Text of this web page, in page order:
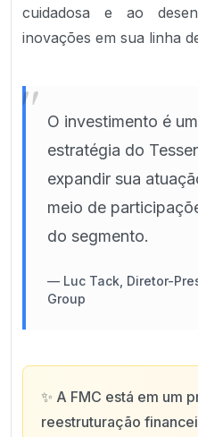
cuidadosa e ao
inovações em sua linha
" O investimento é
estratégia do
expandir sua
meio de
do segmento.
— Luc Tack, Diretor-
Group
✨ A FMC está em um
reestruturação